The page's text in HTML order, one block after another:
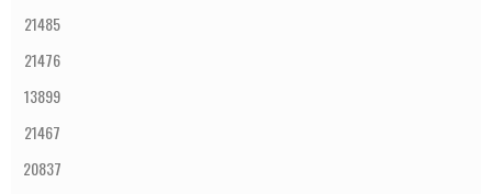
21485
21476
13899
21467
20837